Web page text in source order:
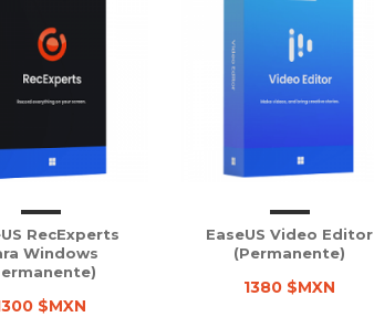
RecExperts
Windows
$MXN
EaseUS Video Editor
(Permanente)
1380 $MXN